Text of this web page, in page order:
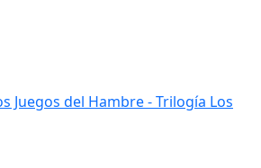
Juegos del Hambre - Trilogía Los